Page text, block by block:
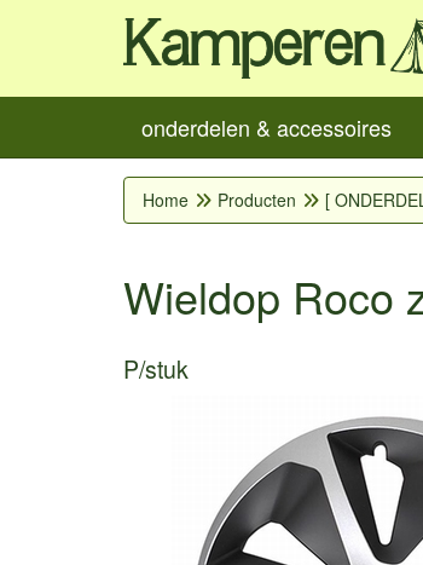
onderdelen & accessoires
Home Producten [
Wieldop Roco
P/stuk